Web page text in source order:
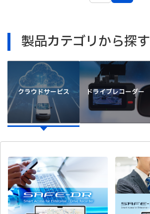
製品カテゴリから探す
クラウドサービス ドライブレコーダー